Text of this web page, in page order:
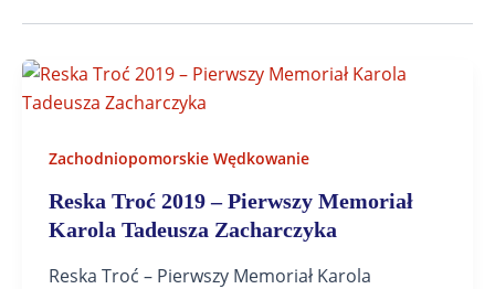
Zachodniopomorskie Wędkowanie
Reska Troć 2019 – Pierwszy Memoriał
Karola Tadeusza Zacharczyka
Reska Troć – Pierwszy Memoriał Karola